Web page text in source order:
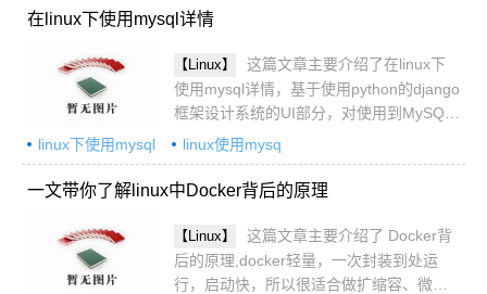
在linux下使用mysql详情
【Linux】
这篇文章主要介绍了在linux下
使用mysql详情，基于使用python的django
框架设计系统的UI部分，对使用到MySQL
的地方做一个简单记录，具有一的的参考
价值，需要的小伙伴可以参考一下
linux下使用mysql linux使用mysq
一文带你了解linux中Docker背后的原理
【Linux】
这篇文章主要介绍了 Docker背
后的原理,docker轻量，一次封装到处运
行，启动快，所以很适合做扩缩容、微服